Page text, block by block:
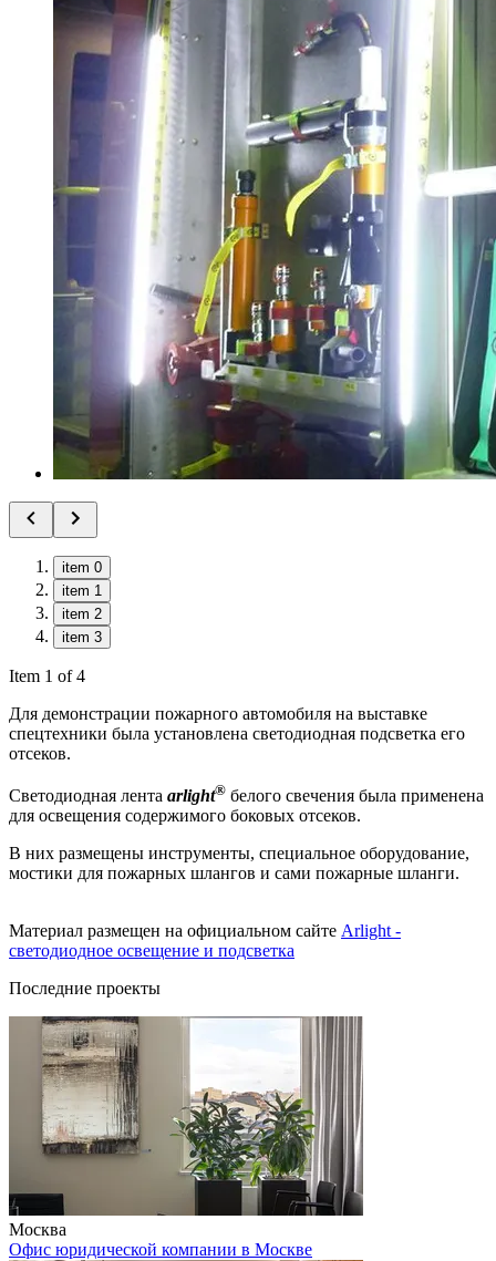
item 0
item 1
item 2
item 3
Item 1 of 4
Для демонстрации пожарного автомобиля на выставке
спецтехники была установлена светодиодная подсветка его
отсеков.
Светодиодная лента arlight® белого свечения была применена
для освещения содержимого боковых отсеков.
В них размещены инструменты, специальное оборудование,
мостики для пожарных шлангов и сами пожарные шланги.
Материал размещен на официальном сайте Arlight -
светодиодное освещение и подсветка
Последние проекты
Москва
Офис юридической компании в Москве